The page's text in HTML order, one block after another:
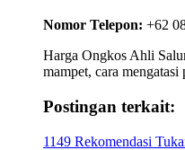
Nomor Telepon: +62
Harga Ongkos Ahli
mampet, cara
Postingan terkait:
1149 Rekomendasi